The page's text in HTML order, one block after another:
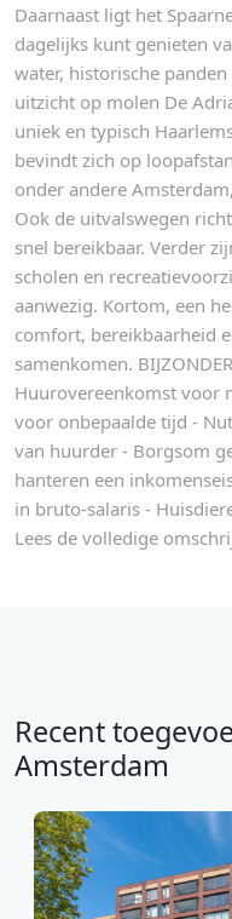
Daarnaast ligt het
dagelijks kunt genieten
water, historische
uitzicht op molen De
uniek en typisch
bevindt zich op
onder andere
Ook de uitvalswegen
snel bereikbaar. Verder
scholen en
aanwezig. Kortom, een
comfort, bereikbaarheid
samenkomen.
Huurovereenkomst voor
voor onbepaalde tijd -
van huurder - Borgsom
hanteren een
in bruto-salaris -
Lees de volledige
Recent
Amsterdam